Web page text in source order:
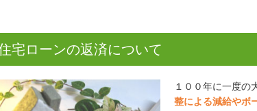
宅ローンの返済について
１００年に一度の
整による減給やボ